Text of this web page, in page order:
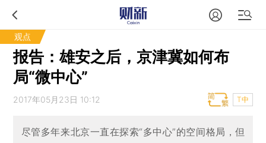
观点
报告：雄安之后，京津冀如何布
局“微中心”
2017年05月23日 10:12 T中
尽管多年来北京一直在探索“多中心”的空间格局，但